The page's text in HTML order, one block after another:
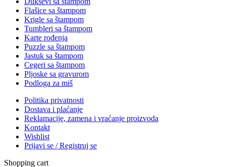
Flašice sa štampom
Krigle sa štampom
Tumbleri sa štampom
Karte rođenja
Puzzle sa štampom
Jastuk sa štampom
Cegeri sa štampom
Pljoske sa gravurom
Podloga za miš
Politika privatnosti
Dostava i plaćanje
Reklamacije, zamena i vraćanje proizvoda
Kontakt
Wishlist
Prijavi se / Registruj se
Shopping cart